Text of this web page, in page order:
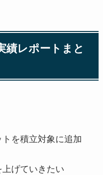
績レポートまと
を積立対象に追加
げていきたい